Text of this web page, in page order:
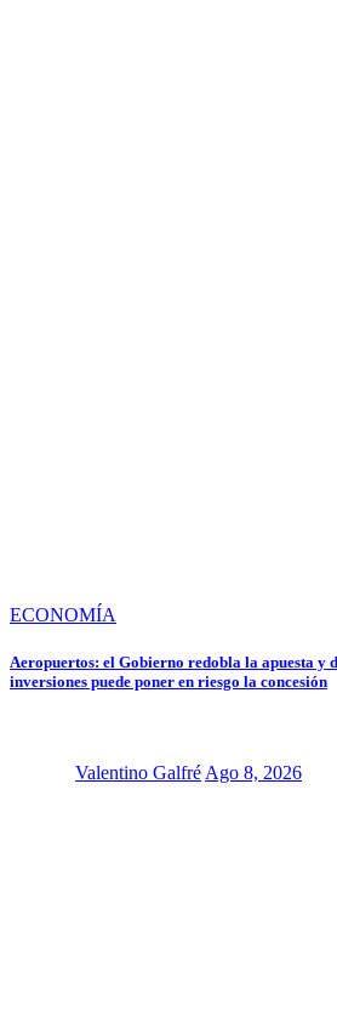
ECONOMÍA
Aeropuertos: el Gobierno redobla la apuesta y
inversiones puede poner en riesgo la concesión
Valentino GalfréAgo 8, 2026